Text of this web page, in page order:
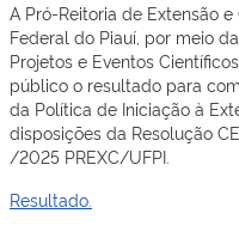
A Pró-Reitoria de Extensão
Federal do Piauí, por meio
Projetos e Eventos
público o resultado para
da Política de Iniciação à
disposições da Resolução
/2025 PREXC/UFPI.
Resultado.